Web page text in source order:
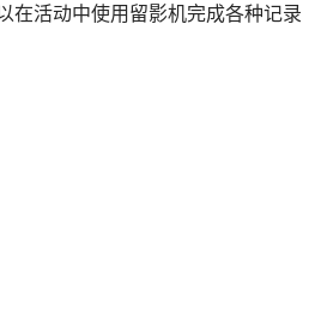
在活动中使用留影机完成各种记录